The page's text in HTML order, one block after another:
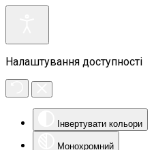
Налаштування доступності
Інвертувати кольори
Монохромний